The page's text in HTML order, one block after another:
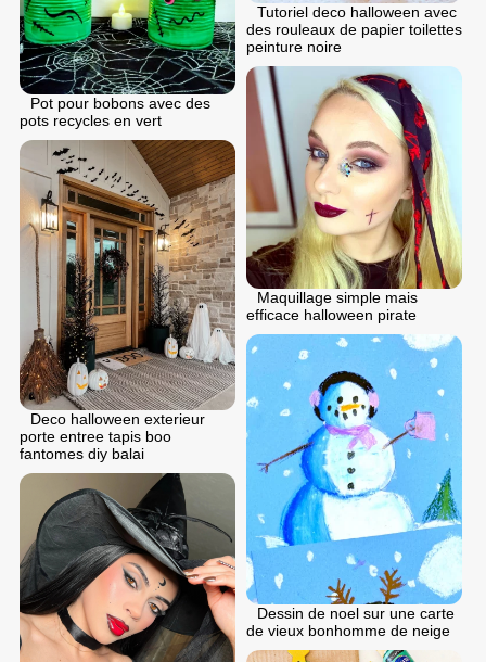
Tutoriel deco halloween avec
des rouleaux de papier toilettes
peinture noire
Pot pour bobons avec des
pots recycles en vert
Maquillage simple mais
efficace halloween pirate
Deco halloween exterieur
porte entree tapis boo
fantomes diy balai
Dessin de noel sur une carte
de vieux bonhomme de neige